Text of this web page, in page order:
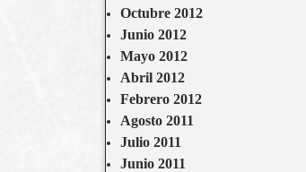
Octubre 2012
Junio 2012
Mayo 2012
Abril 2012
Febrero 2012
Agosto 2011
Julio 2011
Junio 2011